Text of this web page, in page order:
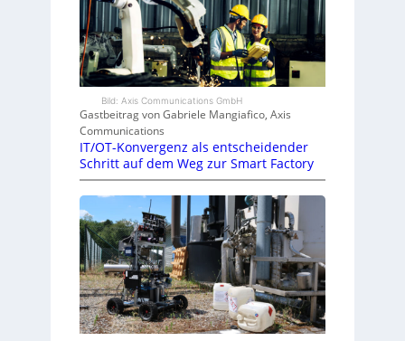
Bild: Axis Communications GmbH
Gastbeitrag von Gabriele Mangiafico, Axis
Communications
IT/OT-Konvergenz als entscheidender
Schritt auf dem Weg zur Smart Factory